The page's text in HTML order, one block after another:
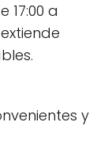
17:00 a
y